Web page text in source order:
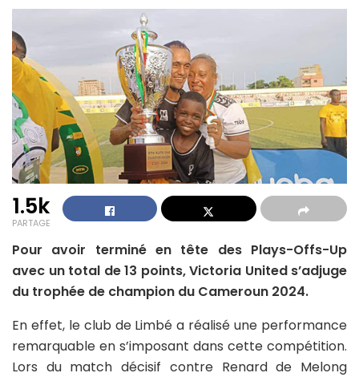
1.5k
PARTAGE
Pour avoir terminé en tête des Plays-Offs-Up
avec un total de 13 points, Victoria United s’adjuge
du trophée de champion du Cameroun 2024.
En effet, le club de Limbé a réalisé une performance
remarquable en s’imposant dans cette compétition.
Lors du match décisif contre Renard de Melong